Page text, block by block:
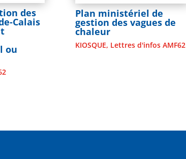
des
Calais
ou
Plan ministériel de
gestion des vagues de
chaleur
KIOSQUE, Lettres d'infos AMF62